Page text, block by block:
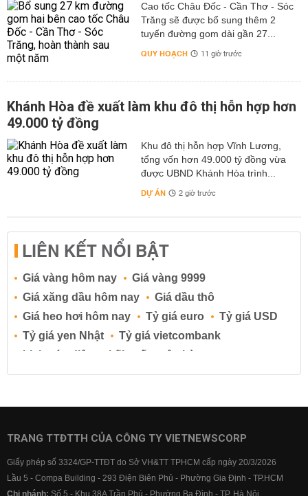
Cao tốc Châu Đốc - Cần Thơ - Sóc
Trăng sẽ được bổ sung thêm 2
tuyến đường gom dài gần 27...
QUY HOẠCH 11 giờ trước
Khánh Hòa đề xuất làm khu đô thị hỗn hợp hơn
49.000 tỷ đồng
Khu đô thị hỗn hợp Vĩnh Lương,
tổng vốn hơn 49.000 tỷ đồng vừa
được UBND Khánh Hòa trình...
DỰ ÁN 2 giờ trước
LIÊN KẾT NỔI BẬT
Giá vàng hôm nay
Giá vàng 9999
Giá xăng dầu hôm nay
Giá dầu thô
Giá heo hơi hôm nay
Tỷ giá euro
Tỷ giá USD
Tỷ giá yen Nhật
Tỷ giá vietcombank
Lịch cúp điện
Lãi suất ngân hàng
Lãi suất tiết kiệm
Lãi suất tiền gửi
Lãi suất ngân hàng BIDV
Lãi suất ngân hàng Vietcombank
TRANG TTĐTTH CỦA CÔNG TY VIETNEWSCORP
Giấy phép số 3324/GP-TTĐT do Sở VH&TT TPHCM cấp ngày 20/3/2026
Lầu 5 - Compa Building - 293 Điện Biên Phủ - Phường Gia Định - TP.HCM